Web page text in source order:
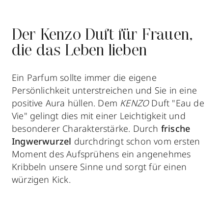
Der Kenzo Duft für Frauen,
die das Leben lieben
Ein Parfum sollte immer die eigene
Persönlichkeit unterstreichen und Sie in eine
positive Aura hüllen. Dem KENZODuft "Eau de
Vie" gelingt dies mit einer Leichtigkeit und
besonderer Charakterstärke. Durch frische
Ingwerwurzel durchdringt schon vom ersten
Moment des Aufsprühens ein angenehmes
Kribbeln unsere Sinne und sorgt für einen
würzigen Kick.